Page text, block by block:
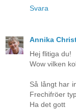
Svara
Annika
Hej flitiga du!
Wow vilken
Så långt har
Frechifröer
Ha det gott